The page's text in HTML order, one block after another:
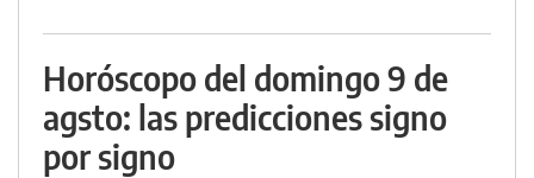
Horóscopo del domingo 9 de
agsto: las predicciones signo
por signo